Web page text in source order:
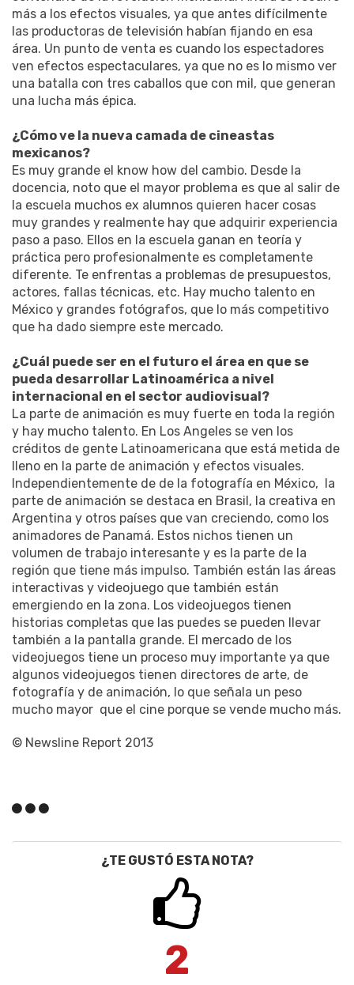
más a los efectos visuales, ya que antes difícilmente
las productoras de televisión habían fijando en esa
área. Un punto de venta es cuando los espectadores
ven efectos espectaculares, ya que no es lo mismo ver
una batalla con tres caballos que con mil, que generan
una lucha más épica.
¿Cómo ve la nueva camada de cineastas
mexicanos?
Es muy grande el know how del cambio. Desde la
docencia, noto que el mayor problema es que al salir de
la escuela muchos ex alumnos quieren hacer cosas
muy grandes y realmente hay que adquirir experiencia
paso a paso. Ellos en la escuela ganan en teoría y
práctica pero profesionalmente es completamente
diferente. Te enfrentas a problemas de presupuestos,
actores, fallas técnicas, etc. Hay mucho talento en
México y grandes fotógrafos, que lo más competitivo
que ha dado siempre este mercado.
¿Cuál puede ser en el futuro el área en que se
pueda desarrollar Latinoamérica a nivel
internacional en el sector audiovisual?
La parte de animación es muy fuerte en toda la región
y hay mucho talento. En Los Angeles se ven los
créditos de gente Latinoamericana que está metida de
lleno en la parte de animación y efectos visuales.
Independientemente de de la fotografía en México, la
parte de animación se destaca en Brasil, la creativa en
Argentina y otros países que van creciendo, como los
animadores de Panamá. Estos nichos tienen un
volumen de trabajo interesante y es la parte de la
región que tiene más impulso. También están las áreas
interactivas y videojuego que también están
emergiendo en la zona. Los videojuegos tienen
historias completas que las puedes se pueden llevar
también a la pantalla grande. El mercado de los
videojuegos tiene un proceso muy importante ya que
algunos videojuegos tienen directores de arte, de
fotografía y de animación, lo que señala un peso
mucho mayor que el cine porque se vende mucho más.
© Newsline Report 2013
¿TE GUSTÓ ESTA NOTA?
2